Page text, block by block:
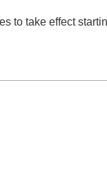
to take effect